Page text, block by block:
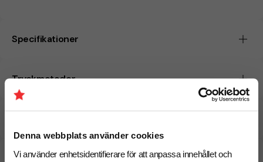
Denna webbplats använder cookies
Vi använder enhetsidentifierare för att anpassa innehållet och
Specifikationer
Tryckmetoder
CO₂e -avtryck